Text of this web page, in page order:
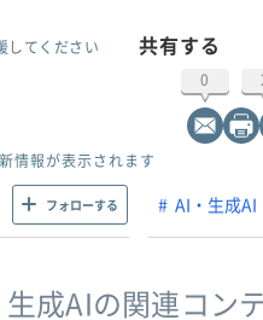
してください
共有する
0
情報が表示されます
フォローする AI・生成AI
成AIの関連コン